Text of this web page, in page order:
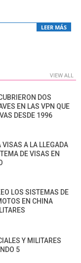
LEER MÁS
VIEW ALL
DOS
EN LAS VPN QUE
DESDE 1996
VISAS A LA LLEGADA
DE VISAS EN
LOS SISTEMAS DE
EN CHINA
Y MILITARES
5